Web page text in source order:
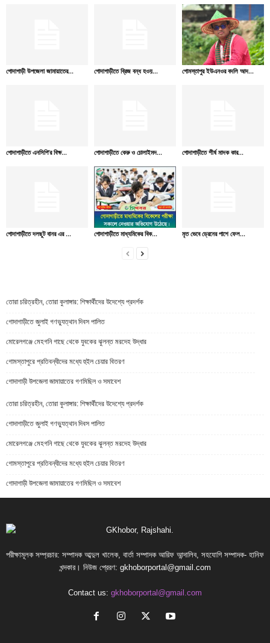
গোদাগাড়ী উপজেলা জামায়াতের... গোদাগাড়ীতে ব্রিজ বন্ধ হওয়... গোমস্তাপুর ইউএনওর বদলি আদ...
গোদাগাড়ীতে এনসিপি’র বিক্ষ... গোদাগাড়ীতে কেরু ও চোলাইমদ... গোদাগাড়ীতে শীর্ষ মাদক কার...
গোদাগাড়ীতে দলছুট বানর এর ... গোদাগাড়ীতে মাধ্যমিকের বিক... মৃত ভেবে ড্রেনের পাশে ফেল...
তোরা চরিত্রহীন, তোরা কুলাঙ্গার: শিক্ষার্থীদের উদেশ্যে প্রদর্শক
গোদাগাড়ীতে জুলাই গণভ্যুত্থান দিবস পালিত
মোরেলগঞ্জে মেহগনি গাছে থেকে যুবকের ঝুলন্ত মরদেহ উদ্ধার
গোমস্তাপুরে প্রতিবন্ধীদের মধ্যে হুইল চেয়ার বিতরণ
গোদাগাড়ী উপজেলা জামায়াতের গণমিছিল ও সমাবেশ
তোরা চরিত্রহীন, তোরা কুলাঙ্গার: শিক্ষার্থীদের উদেশ্যে প্রদর্শক
গোদাগাড়ীতে জুলাই গণভ্যুত্থান দিবস পালিত
মোরেলগঞ্জে মেহগনি গাছে থেকে যুবকের ঝুলন্ত মরদেহ উদ্ধার
গোমস্তাপুরে প্রতিবন্ধীদের মধ্যে হুইল চেয়ার বিতরণ
গোদাগাড়ী উপজেলা জামায়াতের গণমিছিল ও সমাবেশ
পরীক্ষামূলক সম্প্রচার: সম্পাদক আব্দুল খালেক, বার্তা সম্পাদক আরিফ আন্দালিব, সহযোগি সম্পাদক- হানিফ
খন্দকার। নিউজ প্রেরণ: gkhoborportal@gmail.com
Contact us: gkhoborportal@gmail.com